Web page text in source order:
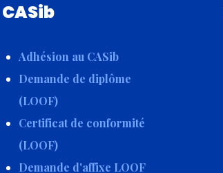
CASib
Adhésion au CASib
Demande de diplôme
(LOOF)
Certificat de conformité
(LOOF)
Demande d'affixe LOOF